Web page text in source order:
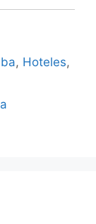
, Hoteles,